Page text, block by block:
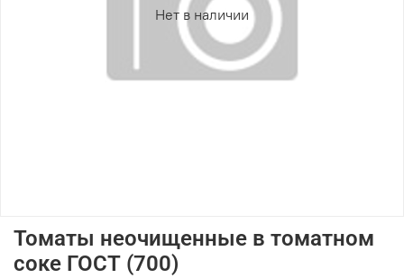
Нет в наличии
Томаты неочищенные в томатном
соке ГОСТ (700)